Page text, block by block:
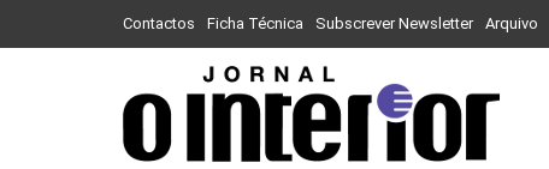
Contactos Ficha Técnica Subscrever Newsletter Arquivo